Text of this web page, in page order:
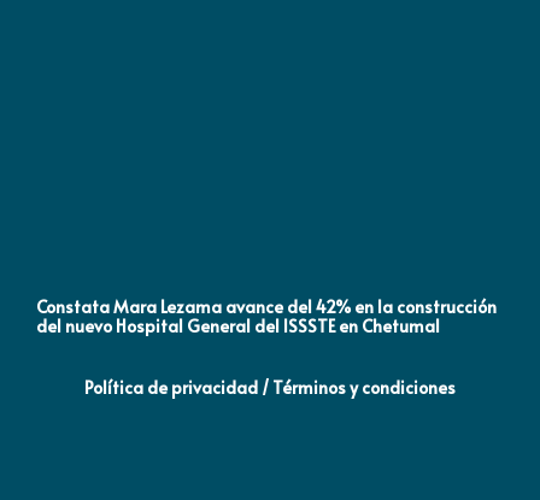
Constata Mara Lezama avance del 42% en la construcción
del nuevo Hospital General del ISSSTE en Chetumal
Política de privacidad / Términos y condiciones